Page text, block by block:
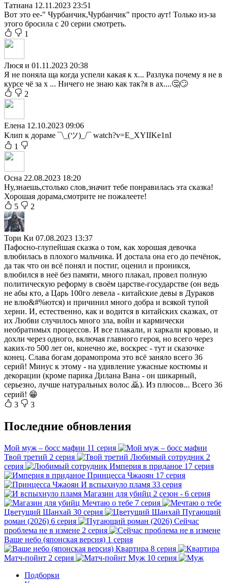
Татиана 12.11.2023 23:51
Вот это ее-" Чурбанчик,Чурбанчик" просто аут! Только из-за
этого бросила с 20 серии смотреть.
1
Люся и 01.11.2023 20:38
Я не поняла ща когда успели какая к х... Разлука почему я не в
курсе чё за х ... Ничего не знаю как так?я в ах....🤔🙄
2
Елена 12.10.2023 09:06
Клип к дораме ¯\_(ツ)_/¯ watch?v=E_XYIIKe1nI
1
Осна 22.08.2023 18:20
Ну,знаешь,столько слов,значит тебе понравилась эта сказка!
Хорошая дорама,смотрите не пожалеете!
5
2
Тори Ки 07.08.2023 13:37
Пафосно-глупейшая сказка о том, как хорошая девочка
влюбилась в плохого мальчика. И достала она его до печёнок,
да так что он всё понял и постиг, оценил и проникся,
влюбился в неё без памяти, много плакал, провел полную
политическую реформу в своём царстве-государстве (он ведь
не абы кто, а Царь 100го левела - китайские девы в Дураков
не влю&#%ются) и причинил много добра и всякой тупой
херни. И, естественно, как и водится в китайских сказках, от
их Любви случилось много зла, войн и кармически
необратимых процессов. И все плакали, и харкали кровью, и
дохли через одного, включая главного героя, но всего через
каких-то 500 лет он, конечно же, воскрес - тут и сказочке
конец. Слава богам дорамопрома это всё заняло всего 36
серий! Минус к этому - на удивление ужасные костюмы и
декорации (кроме парика Дилана Вана - он шикарный,
серьезно, лучше натуральных волос 🙇). Из плюсов... Всего 36
серий! 😁
3
3
Последние обновления
Мой муж – босс мафии 11 серия
Твой третий 2 серия Любимый сотрудник 2
серия
Империя в приданое 17 серия
Принцесса Чжаоян 17 серия
И вспыхнуло пламя 33 серия
Магазин для убийц 2 сезон - 6 серия
Мечтаю о тебе 7 серия
Цветущий Шанхай 30 серия
Пугающий
роман (2026) 6 серия
Сейчас
проблема не в измене 2 серия
Ваше небо (японская версия) 1 серия
Квартира 8 серия
Матч-пойнт 2 серия Муж 10 серия
Подборки